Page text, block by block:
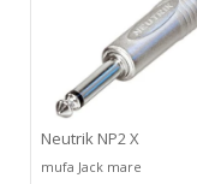
Neutrik NP2 X
mufa Jack mare